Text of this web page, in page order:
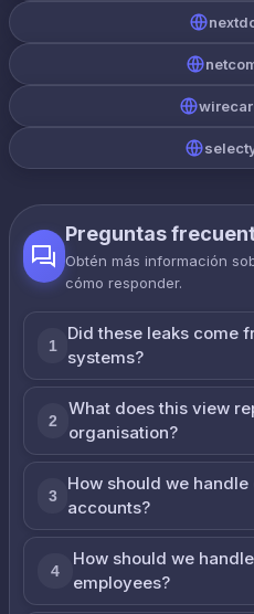
Preguntas
Obtén más información
cómo responder.
1
Did these leaks come
systems?
2
What does this view
organisation?
3
How should we
accounts?
4
How should we
employees?